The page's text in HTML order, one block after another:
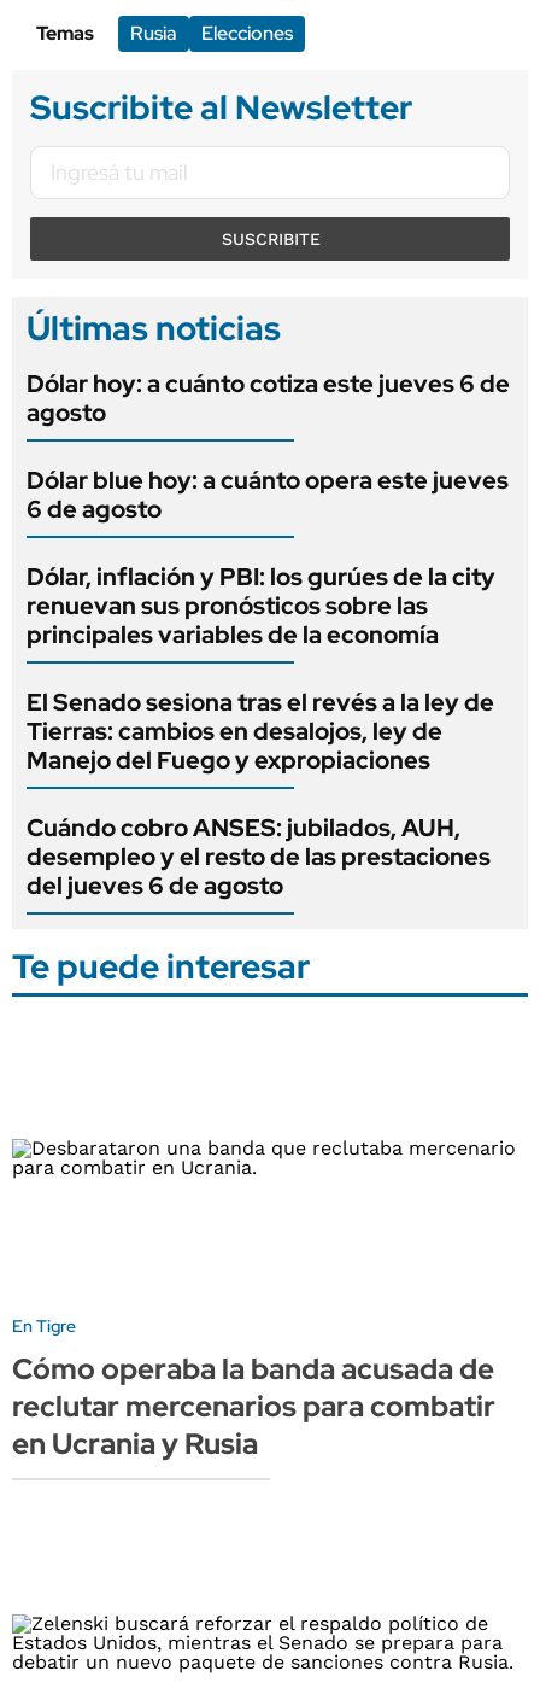
Temas
Rusia Elecciones
Suscribite al Newsletter
SUSCRIBITE
Últimas noticias
Dólar hoy: a cuánto cotiza este jueves 6 de
agosto
Dólar blue hoy: a cuánto opera este jueves
6 de agosto
Dólar, inflación y PBI: los gurúes de la city
renuevan sus pronósticos sobre las
principales variables de la economía
El Senado sesiona tras el revés a la ley de
Tierras: cambios en desalojos, ley de
Manejo del Fuego y expropiaciones
Cuándo cobro ANSES: jubilados, AUH,
desempleo y el resto de las prestaciones
del jueves 6 de agosto
Te puede interesar
En Tigre
Cómo operaba la banda acusada de
reclutar mercenarios para combatir
en Ucrania y Rusia